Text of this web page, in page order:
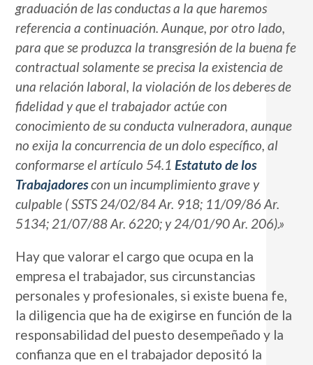
graduación de las conductas a la que haremos
referencia a continuación. Aunque, por otro lado,
para que se produzca la transgresión de la buena fe
contractual solamente se precisa la existencia de
una relación laboral, la violación de los deberes de
fidelidad y que el trabajador actúe con
conocimiento de su conducta vulneradora, aunque
no exija la concurrencia de un dolo específico, al
conformarse el artículo 54.1Estatuto de los
Trabajadorescon un incumplimiento grave y
culpable ( SSTS 24/02/84 Ar. 918; 11/09/86 Ar.
5134; 21/07/88 Ar. 6220; y 24/01/90 Ar. 206).»
Hay que valorar el cargo que ocupa en la
empresa el trabajador, sus circunstancias
personales y profesionales, si existe buena fe,
la diligencia que ha de exigirse en función de la
responsabilidad del puesto desempeñado y la
confianza que en el trabajador depositó la